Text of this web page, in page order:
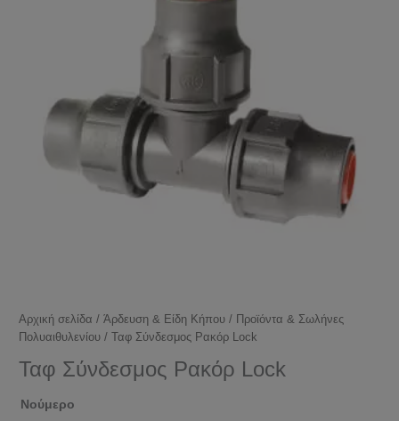
Αρχική σελίδα /Άρδευση & Είδη Κήπου / Προϊόντα & Σωλήνες
Πολυαιθυλενίου / Ταφ Σύνδεσμος Ρακόρ Lock
Ταφ Σύνδεσμος Ρακόρ Lock
Νούμερο